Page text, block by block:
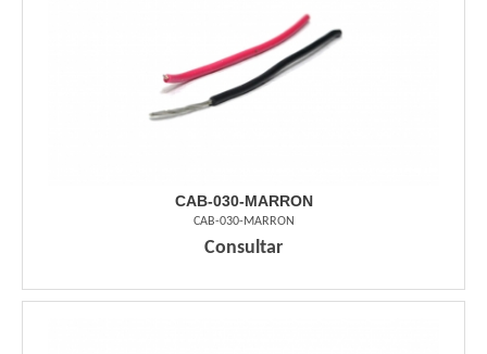
CAB-030-MARRON
CAB-030-MARRON
Consultar